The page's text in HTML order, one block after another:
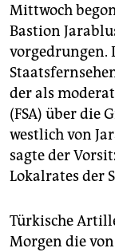
fragen & hilfe
unterstützen
abo
genossenschaft
epaper login
Mittwoch
Bastion
vorgedrungen.
der als
(FSA) über die
westlich von
sagte der
Lokalrates der
Türkische
Morgen die